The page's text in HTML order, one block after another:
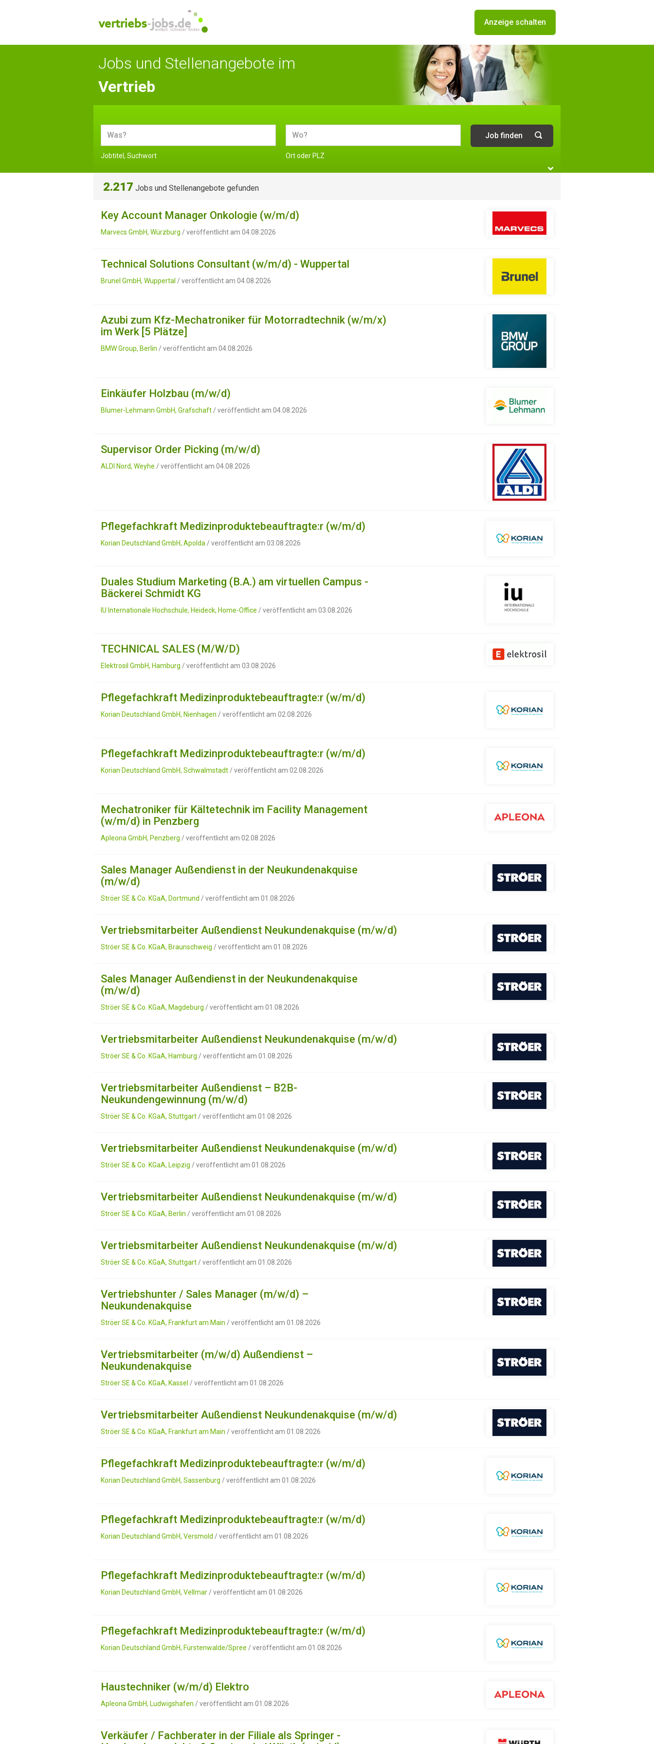
Anzeige schalten
Jobs und Stellenangebote im
Vertrieb
Jobtitel, Suchwort Ort oder PLZ
2.217 Jobs und Stellenangebote gefunden
Key Account Manager Onkologie (w/m/d)
Marvecs GmbH, Würzburg / veröffentlicht am 04.08.2026
Technical Solutions Consultant (w/m/d) - Wuppertal
Brunel GmbH, Wuppertal / veröffentlicht am 04.08.2026
Azubi zum Kfz-Mechatroniker für Motorradtechnik (w/m/x)
im Werk [5 Plätze]
BMW Group, Berlin / veröffentlicht am 04.08.2026
Einkäufer Holzbau (m/w/d)
Blumer-Lehmann GmbH, Grafschaft/ veröffentlicht am 04.08.2026
Supervisor Order Picking (m/w/d)
ALDI Nord, Weyhe / veröffentlicht am 04.08.2026
Pflegefachkraft Medizinproduktebeauftragte:r (w/m/d)
Korian Deutschland GmbH, Apolda / veröffentlicht am 03.08.2026
Duales Studium Marketing (B.A.) am virtuellen Campus -
Bäckerei Schmidt KG
IU Internationale Hochschule, Heideck, Home-Office / veröffentlicht am 03.08.2026
TECHNICAL SALES (M/W/D)
Elektrosil GmbH, Hamburg / veröffentlicht am 03.08.2026
Pflegefachkraft Medizinproduktebeauftragte:r (w/m/d)
Korian Deutschland GmbH, Nienhagen / veröffentlicht am 02.08.2026
Pflegefachkraft Medizinproduktebeauftragte:r (w/m/d)
Korian Deutschland GmbH, Schwalmstadt/ veröffentlicht am 02.08.2026
Mechatroniker für Kältetechnik im Facility Management
(w/m/d) in Penzberg
Apleona GmbH, Penzberg / veröffentlicht am 02.08.2026
Sales Manager Außendienst in der Neukundenakquise
(m/w/d)
Ströer SE & Co. KGaA, Dortmund / veröffentlicht am 01.08.2026
Vertriebsmitarbeiter Außendienst Neukundenakquise (m/w/d)
Ströer SE & Co. KGaA, Braunschweig / veröffentlicht am 01.08.2026
Sales Manager Außendienst in der Neukundenakquise
(m/w/d)
Ströer SE & Co. KGaA, Magdeburg / veröffentlicht am 01.08.2026
Vertriebsmitarbeiter Außendienst Neukundenakquise (m/w/d)
Ströer SE & Co. KGaA, Hamburg / veröffentlicht am 01.08.2026
Vertriebsmitarbeiter Außendienst – B2B-
Neukundengewinnung (m/w/d)
Ströer SE & Co. KGaA, Stuttgart / veröffentlicht am 01.08.2026
Vertriebsmitarbeiter Außendienst Neukundenakquise (m/w/d)
Ströer SE & Co. KGaA, Leipzig / veröffentlicht am 01.08.2026
Vertriebsmitarbeiter Außendienst Neukundenakquise (m/w/d)
Ströer SE & Co. KGaA, Berlin / veröffentlicht am 01.08.2026
Vertriebsmitarbeiter Außendienst Neukundenakquise (m/w/d)
Ströer SE & Co. KGaA, Stuttgart / veröffentlicht am 01.08.2026
Vertriebshunter / Sales Manager (m/w/d) –
Neukundenakquise
Ströer SE & Co. KGaA, Frankfurt am Main / veröffentlicht am 01.08.2026
Vertriebsmitarbeiter (m/w/d) Außendienst –
Neukundenakquise
Ströer SE & Co. KGaA, Kassel / veröffentlicht am 01.08.2026
Vertriebsmitarbeiter Außendienst Neukundenakquise (m/w/d)
Ströer SE & Co. KGaA, Frankfurt am Main / veröffentlicht am 01.08.2026
Pflegefachkraft Medizinproduktebeauftragte:r (w/m/d)
Korian Deutschland GmbH, Sassenburg / veröffentlicht am 01.08.2026
Pflegefachkraft Medizinproduktebeauftragte:r (w/m/d)
Korian Deutschland GmbH, Versmold / veröffentlicht am 01.08.2026
Pflegefachkraft Medizinproduktebeauftragte:r (w/m/d)
Korian Deutschland GmbH, Vellmar / veröffentlicht am 01.08.2026
Pflegefachkraft Medizinproduktebeauftragte:r (w/m/d)
Korian Deutschland GmbH, Fürstenwalde/Spree / veröffentlicht am 01.08.2026
Haustechniker (w/m/d) Elektro
Apleona GmbH, Ludwigshafen / veröffentlicht am 01.08.2026
Verkäufer / Fachberater in der Filiale als Springer -